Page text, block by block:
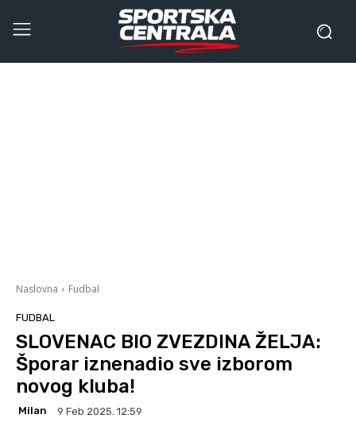
Naslovna Fudbal
FUDBAL
SLOVENAC BIO ZVEZDINA ŽELJA:
Šporar iznenadio sve izborom
novog kluba!
Milan 9 Feb 2025. 12:59